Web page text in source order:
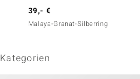
39,- €
Malaya-Granat-Silberring
Kategorien